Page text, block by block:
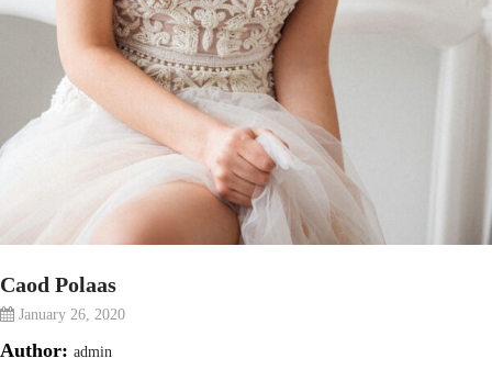
Caod Polaas
January 26, 2020
Author: admin